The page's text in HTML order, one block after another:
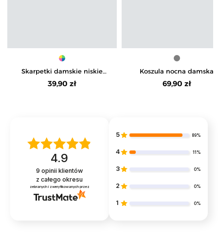
Skarpetki damskie niskie
stopki w paski z misiem 6-pak
39,90 zł
Koszula nocna damska
bawełniana z nadrukiem
dalmatyńczyka
69,90 zł
4.9
9 opinii klientów
z całego okresu
zebranych i zweryfikowanych przez
5 89%
4 11%
3 0%
2 0%
1 0%